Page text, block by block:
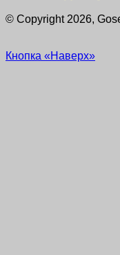
© Copyright 2026,
Кнопка «Наверх»